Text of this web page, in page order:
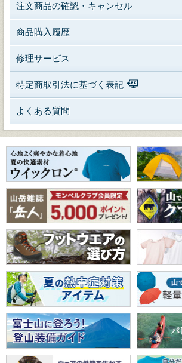
注文商品の確認・キャンセル
商品購入履歴
修理サービス
特定商取引法に基づく表記
よくある質問